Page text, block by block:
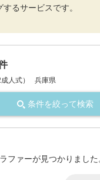
るサービスです。
人式） 兵庫県
条件を絞って検索
ファーが見つかりました